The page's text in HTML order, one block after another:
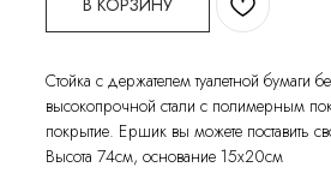
Стойка с держателем туалетной бумаги
высокопрочной стали с полимерным
покрытие. Ершик вы можете поставить
Высота 74см, основание 15х20см